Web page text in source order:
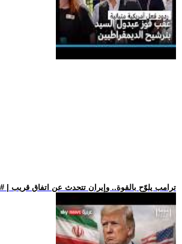
.. ترامب يلوّح بالقوة.. وإيران تتحدث عن اتفاق قريب |